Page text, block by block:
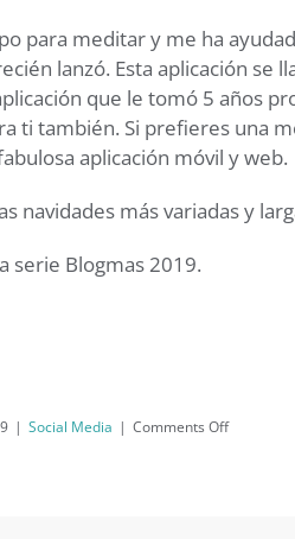
para meditar y me ha
lanzó. Esta aplicación se
que le tomó 5 años
ti también. Si prefieres una
aplicación móvil y web.
navidades más variadas y
serie Blogmas 2019.
| Social Media | Comments Offon